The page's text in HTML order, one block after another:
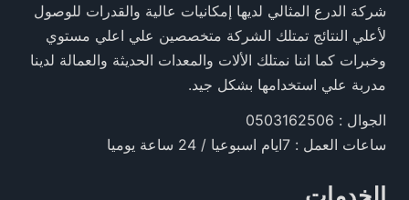
شركة الدرع المثالي لديها إمكانيات عالية والقدرات للوصول
لأعلي النتائج تمتلك الشركة متخصصين علي اعلي مستوي
وخبرات كما اننا نمتلك الألات والمعدات الحديثة والعمالة لدينا
مدربة علي استخدامها بشكل جيد.
الجوال : 0503162506
ساعات العمل : 7ايام اسبوعيا / 24 ساعة يوميا